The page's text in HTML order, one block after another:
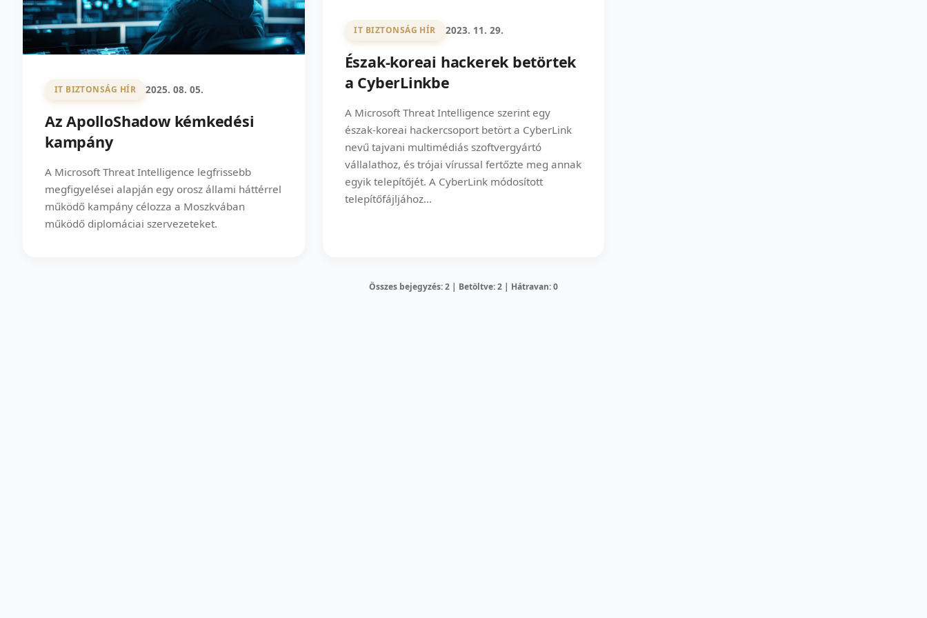
IT BIZTONSÁG HÍR 2025. 08. 05.
Az ApolloShadow kémkedési
kampány
A Microsoft Threat Intelligence legfrissebb
megfigyelései alapján egy orosz állami háttérrel
működő kampány célozza a Moszkvában
működő diplomáciai szervezeteket.
IT BIZTONSÁG HÍR 2023. 11. 29.
Észak-koreai hackerek betörtek
a CyberLinkbe
A Microsoft Threat Intelligence szerint egy
észak-koreai hackercsoport betört a CyberLink
nevű tajvani multimédiás szoftvergyártó
vállalathoz, és trójai vírussal fertőzte meg annak
egyik telepítőjét. A CyberLink módosított
telepítőfájljához...
Összes bejegyzés: 2 | Betöltve: 2 | Hátravan: 0